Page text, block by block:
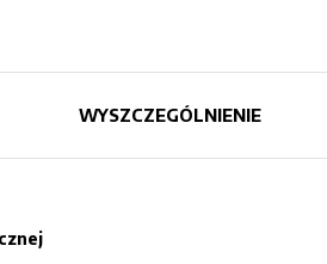
WYSZCZEGÓLNIENIE